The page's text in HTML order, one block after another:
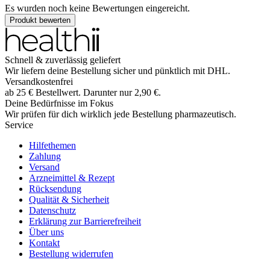
Es wurden noch keine Bewertungen eingereicht.
Produkt bewerten
Schnell & zuverlässig geliefert
Wir liefern deine Bestellung sicher und pünktlich mit DHL.
Versandkostenfrei
ab 25 € Bestellwert. Darunter nur 2,90 €.
Deine Bedürfnisse im Fokus
Wir prüfen für dich wirklich jede Bestellung pharmazeutisch.
Service
Hilfethemen
Zahlung
Versand
Arzneimittel & Rezept
Rücksendung
Qualität & Sicherheit
Datenschutz
Erklärung zur Barrierefreiheit
Über uns
Kontakt
Bestellung widerrufen